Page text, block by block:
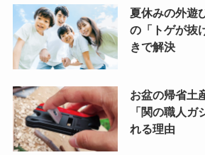
夏休みの外遊
の「トゲが抜
きで解決
お盆の帰省土
「関の職人
れる理由